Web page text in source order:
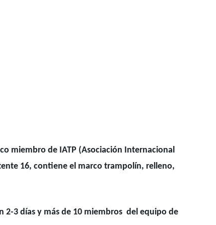
miembro de IATP (Asociación Internacional
16, contiene el marco trampolín, relleno,
2-3 días y más de 10 miembros del equipo de